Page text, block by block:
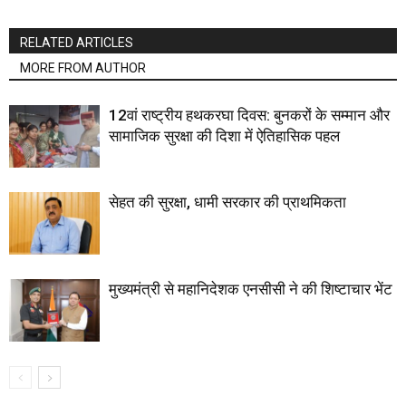
RELATED ARTICLES
MORE FROM AUTHOR
12वां राष्ट्रीय हथकरघा दिवस: बुनकरों के सम्मान और
सामाजिक सुरक्षा की दिशा में ऐतिहासिक पहल
सेहत की सुरक्षा, धामी सरकार की प्राथमिकता
मुख्यमंत्री से महानिदेशक एनसीसी ने की शिष्टाचार भेंट